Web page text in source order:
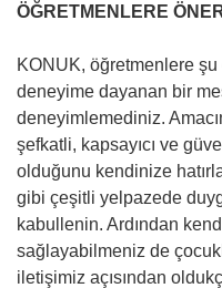
ÖĞRETMENLERE
KONUK, öğretmenlere
deneyime dayanan bir
deneyimlemediniz.
şefkatli, kapsayıcı ve
olduğunu kendinize
gibi çeşitli yelpazede
kabullenin. Ardından
sağlayabilmeniz de
iletişimiz açısından